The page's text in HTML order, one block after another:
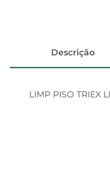
Descrição
LIMP PISO TRIEX